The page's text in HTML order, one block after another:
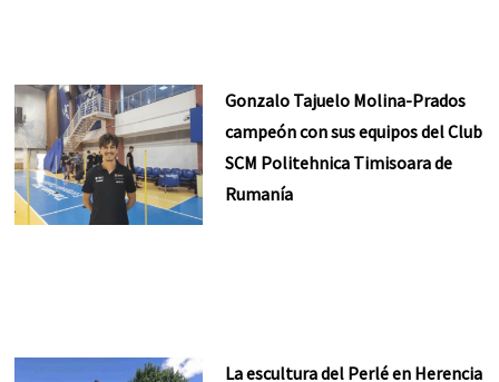
Gonzalo Tajuelo Molina-Prados
campeón con sus equipos del Club
SCM Politehnica Timisoara de
Rumanía
La escultura del Perlé en Herencia